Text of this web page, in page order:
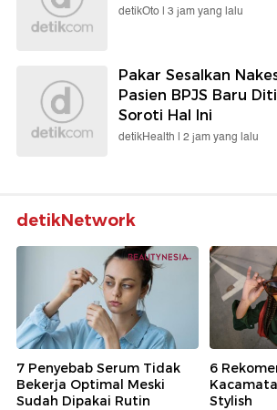
detikOto | 3 jam yang lalu
Pakar Sesalkan
Pasien BPJS Baru
Soroti Hal Ini
detikHealth | 2 jam yang lalu
detikNetwork
7 Penyebab Serum Tidak
Bekerja Optimal Meski
Sudah Dipakai Rutin
6
Stylish